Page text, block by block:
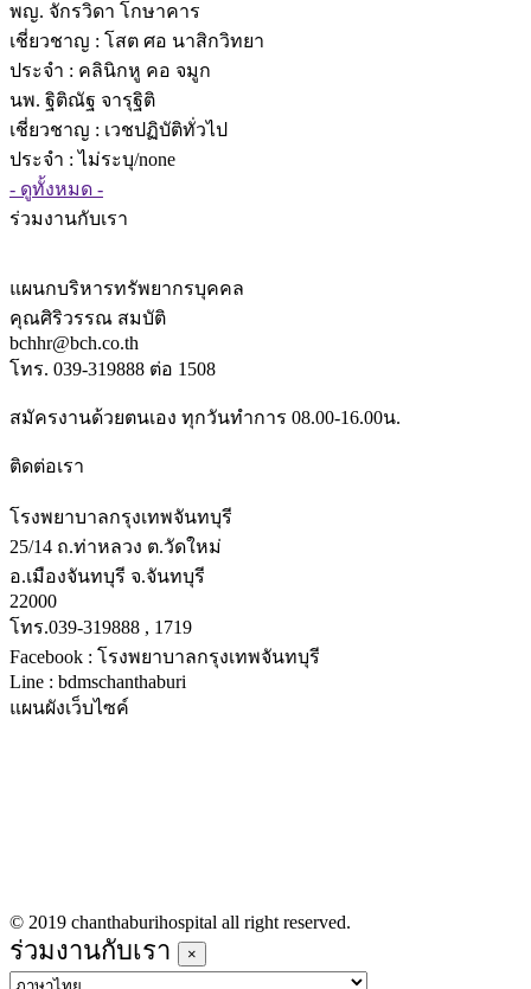
พญ. จักรวิดา โกษาคาร
เชี่ยวชาญ : โสต ศอ นาสิกวิทยา
ประจำ : คลินิกหู คอ จมูก
นพ. ฐิติณัฐ จารุฐิติ
เชี่ยวชาญ : เวชปฏิบัติทั่วไป
ประจำ : ไม่ระบุ/none
- ดูทั้งหมด -
ร่วมงานกับเรา
แผนกบริหารทรัพยากรบุคคล
คุณศิริวรรณ สมบัติ
bchhr@bch.co.th
โทร. 039-319888 ต่อ 1508
สมัครงานด้วยตนเอง ทุกวันทำการ 08.00-16.00น.
ติดต่อเรา
โรงพยาบาลกรุงเทพจันทบุรี
25/14 ถ.ท่าหลวง ต.วัดใหม่
อ.เมืองจันทบุรี จ.จันทบุรี
22000
โทร.039-319888 , 1719
Facebook : โรงพยาบาลกรุงเทพจันทบุรี
Line : bdmschanthaburi
แผนผังเว็บไซค์
© 2019 chanthaburihospital all right reserved.
ร่วมงานกับเรา ×